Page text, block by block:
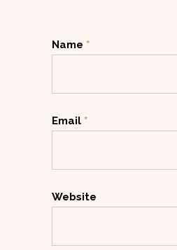
Name *
Email *
Website